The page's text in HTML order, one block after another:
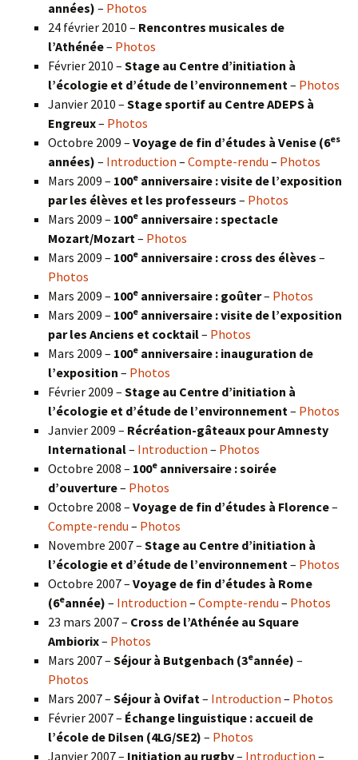
années) – Photos
24 février 2010 – Rencontres musicales de
l’Athénée– Photos
Février 2010 – Stage au Centre d’initiation à
l’écologie et d’étude de l’environnement– Photos
Janvier 2010 – Stage sportif au Centre ADEPS à
Engreux– Photos
Octobre 2009 – Voyage de fin d’études à Venise (6es
années) – Introduction – Compte-rendu – Photos
Mars 2009 – 100e anniversaire : visite de l’exposition
par les élèves et les professeurs – Photos
Mars 2009 – 100e anniversaire : spectacle
Mozart/Mozart– Photos
Mars 2009 – 100e anniversaire : cross des élèves –
Photos
Mars 2009 – 100e anniversaire : goûter– Photos
Mars 2009 – 100e anniversaire : visite de l’exposition
par les Anciens et cocktail– Photos
Mars 2009 – 100e anniversaire : inauguration de
l’exposition – Photos
Février 2009 – Stage au Centre d’initiation à
l’écologie et d’étude de l’environnement– Photos
Janvier 2009 – Récréation-gâteaux pour Amnesty
International– Introduction – Photos
Octobre 2008 – 100e anniversaire : soirée
d’ouverture– Photos
Octobre 2008 – Voyage de fin d’études à Florence–
Compte-rendu – Photos
Novembre 2007 – Stage au Centre d’initiation à
l’écologie et d’étude de l’environnement– Photos
Octobre 2007 – Voyage de fin d’études à Rome
(6eannée) – Introduction – Compte-rendu – Photos
23 mars 2007 – Cross de l’Athénée au Square
Ambiorix– Photos
Mars 2007 – Séjour à Butgenbach (3eannée) –
Photos
Mars 2007 – Séjour à Ovifat– Introduction – Photos
Février 2007 – Échange linguistique : accueil de
l’école de Dilsen (4LG/SE2) – Photos
Janvier 2007 – Initiation au rugby– Introduction –